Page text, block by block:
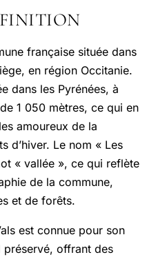
française située dans
en région Occitanie.
dans les Pyrénées, à
1 050 mètres, ce qui en
amoureux de la
d’hiver. Le nom « Les
« vallée », ce qui reflète
de la commune,
et de forêts.
est connue pour son
préservé, offrant des